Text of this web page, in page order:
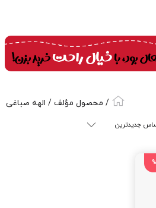
/ محصول مؤلف / الهه صباغی